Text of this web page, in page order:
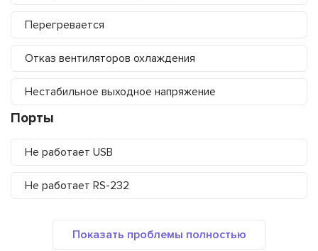
Перегревается
Отказ вентиляторов охлаждения
Нестабильное выходное напряжение
Порты
Не работает USB
Не работает RS-232